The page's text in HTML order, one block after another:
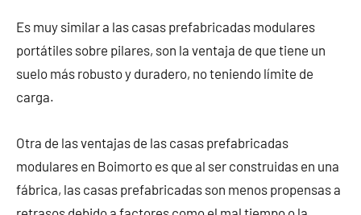
Es muy similar a las casas prefabricadas modulares
portátiles sobre pilares, son la ventaja de que tiene un
suelo más robusto y duradero, no teniendo límite de
carga.
Otra de las ventajas de las casas prefabricadas
modulares en Boimorto es que al ser construidas en una
fábrica, las casas prefabricadas son menos propensas a